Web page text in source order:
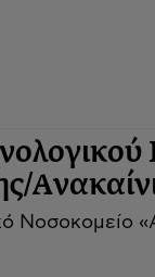
Νοσοκομείο